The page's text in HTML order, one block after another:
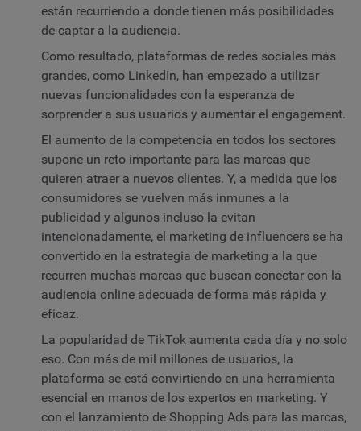
están recurriendo a donde tienen más posibilidades
de captar a la audiencia.
Como resultado, plataformas de redes sociales más
grandes, como LinkedIn, han empezado a utilizar
nuevas funcionalidades con la esperanza de
sorprender a sus usuarios y aumentar el engagement.
El aumento de la competencia en todos los sectores
supone un reto importante para las marcas que
quieren atraer a nuevos clientes. Y, a medida que los
consumidores se vuelven más inmunes a la
publicidad y algunos incluso la evitan
intencionadamente, el marketing de influencers se ha
convertido en la estrategia de marketing a la que
recurren muchas marcas que buscan conectar con la
audiencia online adecuada de forma más rápida y
eficaz.
La popularidad de TikTok aumenta cada día y no solo
eso. Con más de mil millones de usuarios, la
plataforma se está convirtiendo en una herramienta
esencial en manos de los expertos en marketing. Y
con el lanzamiento de Shopping Ads para las marcas,